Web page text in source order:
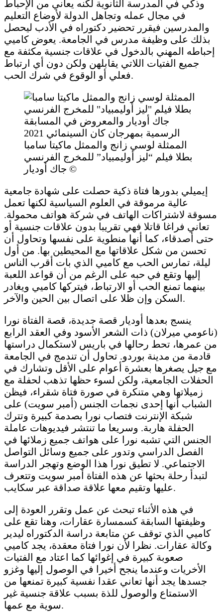
وذكي في المدرسة الثانوية لكنه يعاني من الإحباط
في مجال عمله وتجاهل الدولة لأوضاع التعليم
والمدرسين فيقرر تحضير دكتوراه في الأدب ليحصل
بذلك على وظيفة مدرس في الجامعة. يعوض كاميي
إحباطه المهني بالدخول في علاقات جنسية مكثفة مع
جميع الفتيات اللاتي يقابلهن ولكن دون أي ارتباط
فعلي أو الوقوع في شرك الحب.
الممثلة لوسي زانج والممثل ماكيتا سامبا
بطلا فيلم “ليز أوليمبياد” للمخرج الفرنسي
جاك أوديار ©
إيميلي بدورها فتاة ذكية حصلت على شهادة جامعية
عالية مرموقة في العلوم السياسية لكنها تعمل
مسوقة لاشتراكات الهاتف في شركة هواتف محمولة.
تعاني فراغا قاتلا فهي تقريبا بدون علاقات جنسية أو
حتى أصدقاء، كما أنها منطوية على نفسها وتحاول أن
تحسن من شكل علاقاتها مع المحيطين بها. من أول
ليلة، تمارس الحب مع كاميي الذي بات أقرب الناس
إليها وتقع في حبه على الرغم من أن قواعد اللعبة
بينهما تمنع الحب أو الارتباط، فيتركها كاميي ويغادر
السكن وإن ظلا على اتصال بين الحين والآخر.
ينسج بعدها أوديار قصة جديدة، قصة الفتاة نورا
(ناعومي ميرلان) ذات الشعر الأسود وفي العقد الرابع
من عمرها، تحط رحالها في باريس لاستكمال دراستها
قادمة من مدينة بوردو. تحاول أن تندمج في الجامعة
مع جيل يصغرها بعشرة أعوام على الأقل وتشارك في
الحفلات الجامعية، ولكن لسوء حظها تذهب لحفلة مع
زميلاتها وهي متنكرة في صورة فتاة شقراء، فيظن
الشباب أنها إحدى نجمات الجنس (أمبر سويت) على
شبكة الإنترنت فتصاب نورا بصدمة كبيرة وتترك
الحفلة هاربة. وسريعا ما تنتشر فيديوهات عاملة
الجنس التي تشبه نورا على هواتف جميع زملائها في
الفصل الدراسي وتدور على جميع وسائل التواصل
الاجتماعي. لا تطيق نورا هذا الوضع وتهجر الدراسة
لتبدأ رحلة بحثها عن هذه الفتاة أمبر سويت وتتعرف
عليها وتقيم معها علاقة صداقة عبر سكايب.
في هذه الأثناء تبحث عن عمل وتقرر العودة إلى
وظيفتها السابقة كسمسارة عقارات، وهنا تقع على
كاميي الذي توقف عن متابعة دراسة الدكتوراه ليدير
وكالة عقارات. نظرا لأن نورا فتاة معقدة، يجد كاميي
صعوبة كبيرة في إغوائها كما اعتاد مع الفتيات
الأخريات وعندما ينجح أخيرا في الوصول إليها وغزو
جسدها يجد أنها تعاني عقدا نفسية كبيرة تمنعها من
الاستمتاع والوصول للذة بسبب علاقة جنسية غير
سوية مع عمها.